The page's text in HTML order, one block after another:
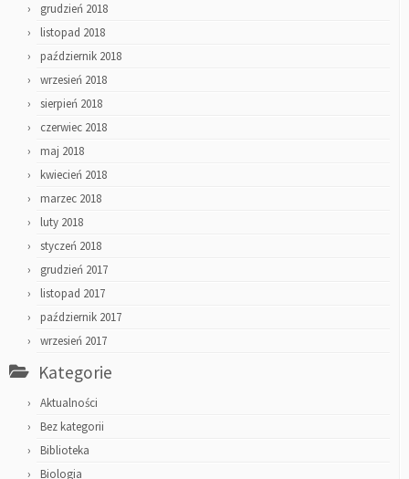
grudzień 2018
listopad 2018
październik 2018
wrzesień 2018
sierpień 2018
czerwiec 2018
maj 2018
kwiecień 2018
marzec 2018
luty 2018
styczeń 2018
grudzień 2017
listopad 2017
październik 2017
wrzesień 2017
Kategorie
Aktualności
Bez kategorii
Biblioteka
Biologia